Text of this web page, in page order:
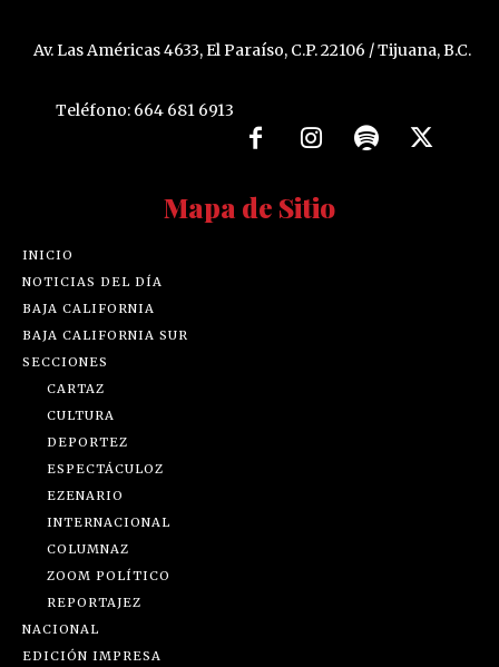
Av. Las Américas 4633, El Paraíso, C.P. 22106 / Tijuana, B.C.
Teléfono: 664 681 6913
Mapa de Sitio
INICIO
NOTICIAS DEL DÍA
BAJA CALIFORNIA
BAJA CALIFORNIA SUR
SECCIONES
CARTAZ
CULTURA
DEPORTEZ
ESPECTÁCULOZ
EZENARIO
INTERNACIONAL
COLUMNAZ
ZOOM POLÍTICO
REPORTAJEZ
NACIONAL
EDICIÓN IMPRESA